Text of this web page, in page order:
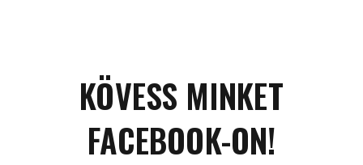
KÖVESS MINKET
FACEBOOK-ON!